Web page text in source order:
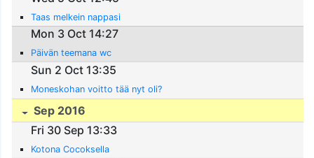
Taas melkein nappasi
Mon 3 Oct 14:27
Päivän teemana wc
Sun 2 Oct 13:35
Moneskohan voitto tää nyt oli?
Sep 2016
Fri 30 Sep 13:33
Kotona Cocoksella